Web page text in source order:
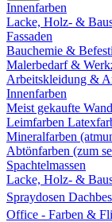
Innenfarben
Lacke, Holz- &
Fassaden
Bauchemie &
Malerbedarf &
Arbeitskleidung &
Innenfarben
Meist gekaufte
Leimfarben
Mineralfarben
Abtönfarben (zum
Spachtelmassen
Lacke, Holz- &
Spraydosen
Office - Farben &